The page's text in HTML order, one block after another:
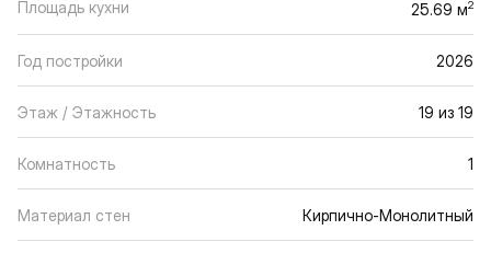
Площадь кухни 25.69 м2
Год постройки 2026
Этаж / Этажность 19 из 19
Комнатность 1
Материал стен Кирпично-Монолитный